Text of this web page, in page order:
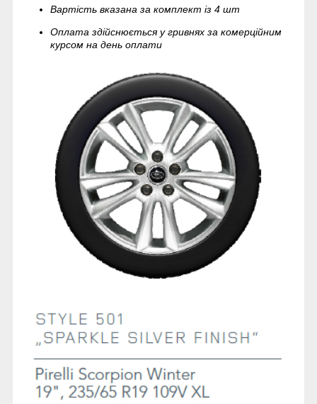
Вартість вказана за комплект із 4 шт
Оплата здійснюється у гривнях за комерційним
курсом на день оплати